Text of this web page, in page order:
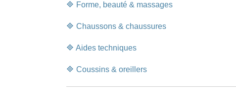
🔷 Forme, beauté & massages
🔷 Chaussons & chaussures
🔷 Aides techniques
🔷 Coussins & oreillers